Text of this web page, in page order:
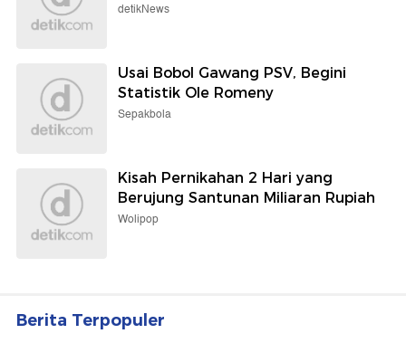
detikNews
Usai Bobol Gawang PSV, Begini
Statistik Ole Romeny
Sepakbola
Kisah Pernikahan 2 Hari yang
Berujung Santunan Miliaran Rupiah
Wolipop
Berita Terpopuler